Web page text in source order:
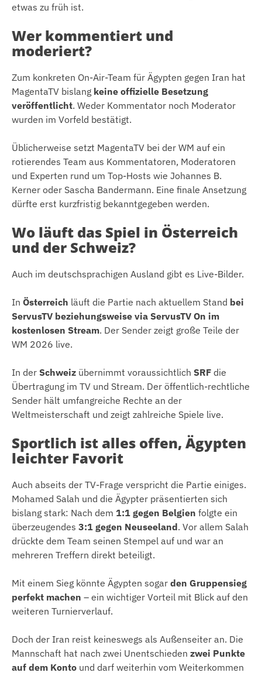
etwas zu früh ist.
Wer kommentiert und
moderiert?
Zum konkreten On-Air-Team für Ägypten gegen Iran hat
MagentaTV bislang keine offizielle Besetzung
veröffentlicht. Weder Kommentator noch Moderator
wurden im Vorfeld bestätigt.
Üblicherweise setzt MagentaTV bei der WM auf ein
rotierendes Team aus Kommentatoren, Moderatoren
und Experten rund um Top-Hosts wie Johannes B.
Kerner oder Sascha Bandermann. Eine finale Ansetzung
dürfte erst kurzfristig bekanntgegeben werden.
Wo läuft das Spiel in Österreich
und der Schweiz?
Auch im deutschsprachigen Ausland gibt es Live-Bilder.
In Österreich läuft die Partie nach aktuellem Stand bei
ServusTV beziehungsweise via ServusTV On im
kostenlosen Stream. Der Sender zeigt große Teile der
WM 2026 live.
In der Schweiz übernimmt voraussichtlich SRF die
Übertragung im TV und Stream. Der öffentlich-rechtliche
Sender hält umfangreiche Rechte an der
Weltmeisterschaft und zeigt zahlreiche Spiele live.
Sportlich ist alles offen, Ägypten
leichter Favorit
Auch abseits der TV-Frage verspricht die Partie einiges.
Mohamed Salah und die Ägypter präsentierten sich
bislang stark: Nach dem 1:1 gegen Belgien folgte ein
überzeugendes 3:1 gegen Neuseeland. Vor allem Salah
drückte dem Team seinen Stempel auf und war an
mehreren Treffern direkt beteiligt.
Mit einem Sieg könnte Ägypten sogar den Gruppensieg
perfekt machen – ein wichtiger Vorteil mit Blick auf den
weiteren Turnierverlauf.
Doch der Iran reist keineswegs als Außenseiter an. Die
Mannschaft hat nach zwei Unentschieden zwei Punkte
auf dem Konto und darf weiterhin vom Weiterkommen